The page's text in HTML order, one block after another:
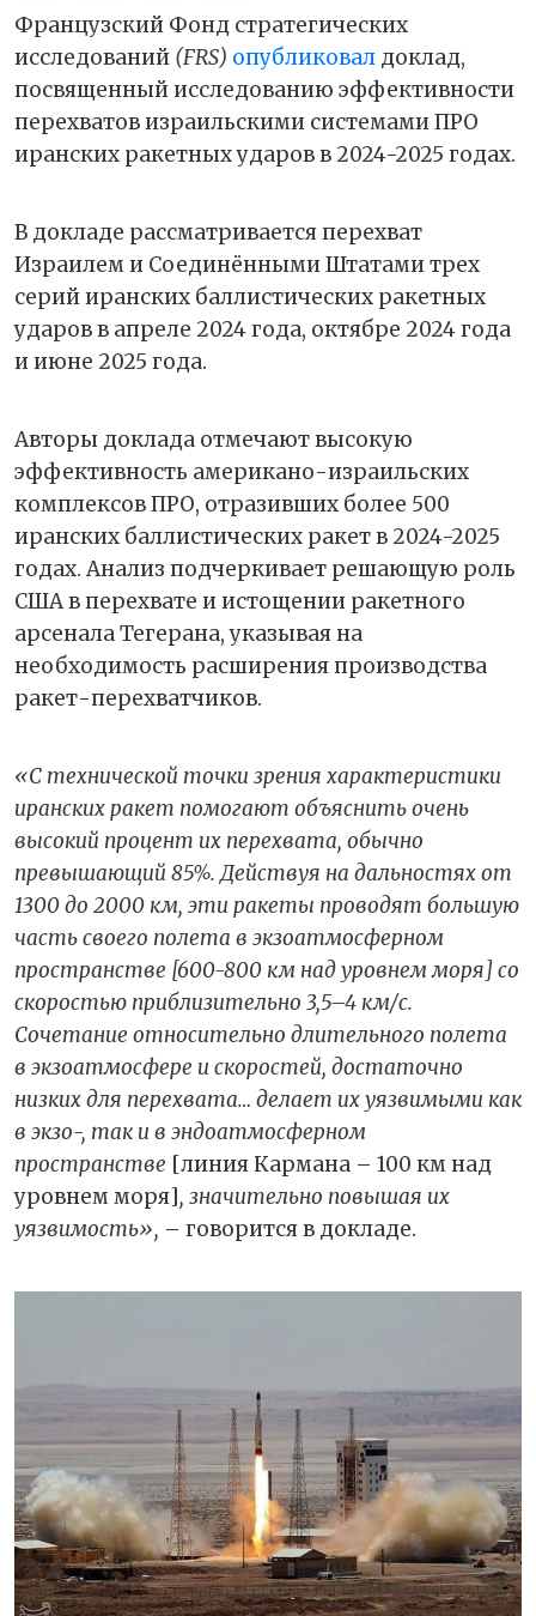
Французский Фонд стратегических
исследований (FRS) опубликовал доклад,
посвященный исследованию эффективности
перехватов израильскими системами ПРО
иранских ракетных ударов в 2024-2025 годах.
В докладе рассматривается перехват
Израилем и Соединёнными Штатами трех
серий иранских баллистических ракетных
ударов в апреле 2024 года, октябре 2024 года
и июне 2025 года.
Авторы доклада отмечают высокую
эффективность американо-израильских
комплексов ПРО, отразивших более 500
иранских баллистических ракет в 2024-2025
годах. Анализ подчеркивает решающую роль
США в перехвате и истощении ракетного
арсенала Тегерана, указывая на
необходимость расширения производства
ракет-перехватчиков.
«С технической точки зрения характеристики
иранских ракет помогают объяснить очень
высокий процент их перехвата, обычно
превышающий 85%. Действуя на дальностях от
1300 до 2000 км, эти ракеты проводят большую
часть своего полета в экзоатмосферном
пространстве [600-800 км над уровнем моря] со
скоростью приблизительно 3,5–4 км/с.
Сочетание относительно длительного полета
в экзоатмосфере и скоростей, достаточно
низких для перехвата… делает их уязвимыми как
в экзо-, так и в эндоатмосферном
пространстве [линия Кармана – 100 км над
уровнем моря], значительно повышая их
уязвимость», – говорится в докладе.